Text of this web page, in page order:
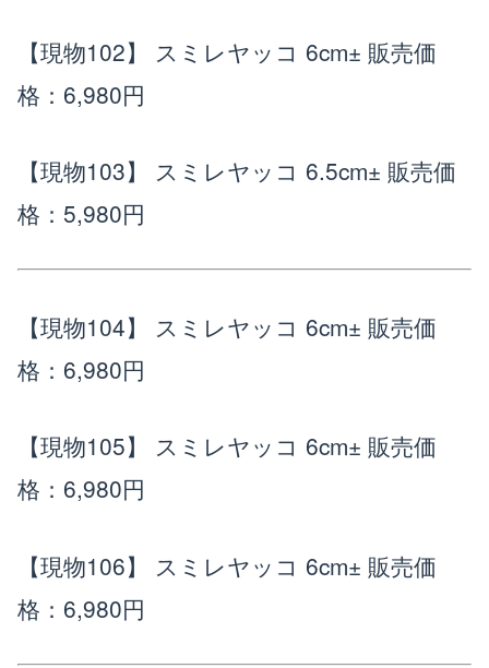
【現物102】 スミレヤッコ 6cm± 販売価
格：6,980円
【現物103】 スミレヤッコ 6.5cm± 販売価
格：5,980円
【現物104】 スミレヤッコ 6cm± 販売価
格：6,980円
【現物105】 スミレヤッコ 6cm± 販売価
格：6,980円
【現物106】 スミレヤッコ 6cm± 販売価
格：6,980円